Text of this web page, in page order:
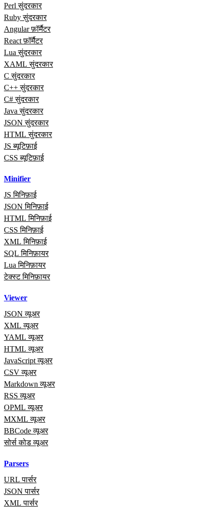
Perl सुंदरकार
Ruby सुंदरकार
Angular फ़ॉर्मैटर
React फ़ॉर्मैटर
Lua सुंदरकार
XAML सुंदरकार
C सुंदरकार
C++ सुंदरकार
C# सुंदरकार
Java सुंदरकार
JSON सुंदरकार
HTML सुंदरकार
JS ब्यूटिफ़ाई
CSS ब्यूटिफ़ाई
Minifier
JS मिनिफ़ाई
JSON मिनिफ़ाई
HTML मिनिफ़ाई
CSS मिनिफ़ाई
XML मिनिफ़ाई
SQL मिनिफ़ायर
Lua मिनिफ़ायर
टेक्स्ट मिनिफ़ायर
Viewer
JSON व्यूअर
XML व्यूअर
YAML व्यूअर
HTML व्यूअर
JavaScript व्यूअर
CSV व्यूअर
Markdown व्यूअर
RSS व्यूअर
OPML व्यूअर
MXML व्यूअर
BBCode व्यूअर
सोर्स कोड व्यूअर
Parsers
URL पार्सर
JSON पार्सर
XML पार्सर